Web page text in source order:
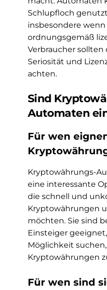
Schlupfloch
insbesondere
ordnungsgemäß
Verbraucher sollten
Seriosität und
achten.
Sind
Automaten
Für wen
Kryptowährungs-
eine interessante
die schnell und
Kryptowährungen
möchten. Sie sind
Einsteiger
Möglichkeit
Kryptowährungen
Für wen sind